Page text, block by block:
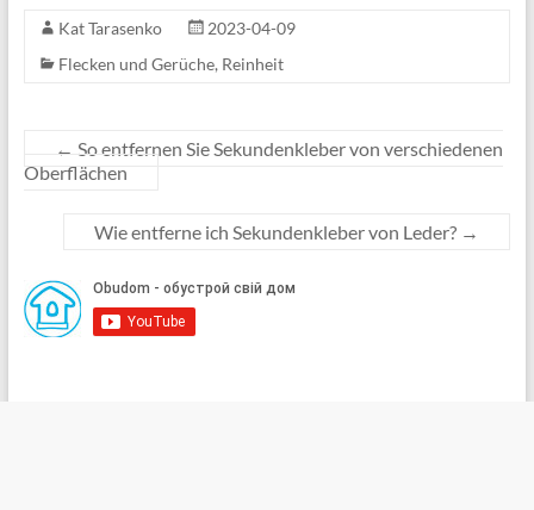
Kat Tarasenko
2023-04-09
Flecken und Gerüche, Reinheit
← So entfernen Sie Sekundenkleber von verschiedenen
Oberflächen
Wie entferne ich Sekundenkleber von Leder? →